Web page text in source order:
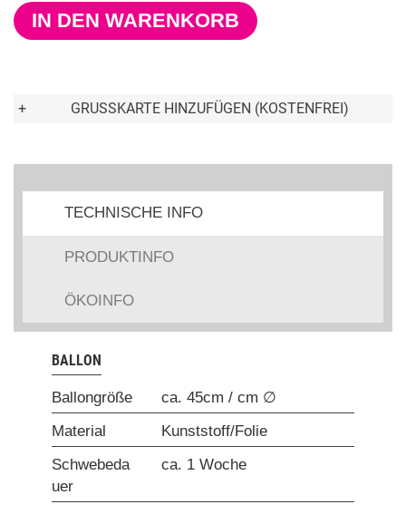
IN DEN WARENKORB
+ GRUSSKARTE HINZUFÜGEN (KOSTENFREI)
TECHNISCHE INFO
PRODUKTINFO
ÖKOINFO
BALLON
Ballongröße
ca. 45cm / cm ∅
Material
Kunststoff/Folie
Schwebeda
uer
ca. 1 Woche